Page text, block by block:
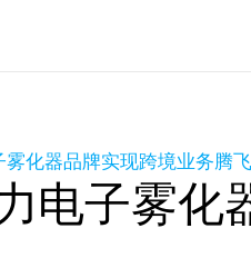
化器品牌实现跨境业务腾飞
电子雾化